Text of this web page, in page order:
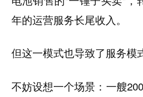
年的运营服务长尾收入。
但这一模式也导致了服务模
不妨设想一个场景：一艘